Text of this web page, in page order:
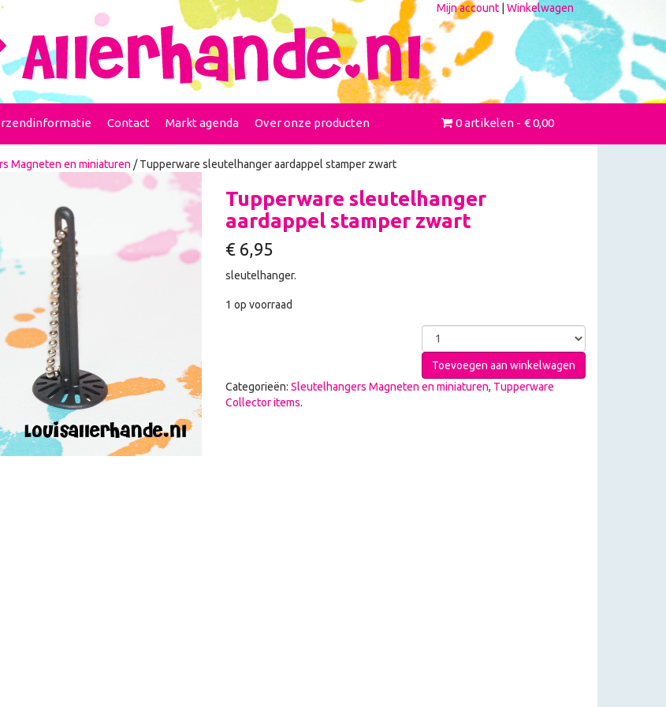
Mijn account Winkelwagen
Contact Markt agenda Over onze producten 0 artikelen € 0,00
Magneten en miniaturen / Tupperware sleutelhanger aardappel stamper zwart
Tupperware sleutelhanger
aardappel stamper zwart
€6,95
sleutelhanger.
1 op voorraad
Toevoegen aan winkelwagen
Categorieën: Sleutelhangers Magneten en miniaturen, Tupperware
Collector items.